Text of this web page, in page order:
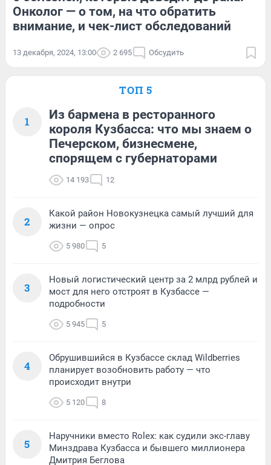
Онколог — о том, на что обратить
внимание, и чек-лист обследований
13 декабря, 2024, 13:00 2 695 Обсудить
ТОП 5
1
Из бармена в ресторанного
короля Кузбасса: что мы знаем о
Печерском, бизнесмене,
спорящем с губернаторами
14 193 12
2
Какой район Новокузнецка самый лучший для
жизни — опрос
5 980 5
3
Новый логистический центр за 2 млрд рублей и
мост для него отстроят в Кузбассе —
подробности
5 945 5
4
Обрушившийся в Кузбассе склад Wildberries
планирует возобновить работу — что
происходит внутри
5 120 8
5
Наручники вместо Rolex: как судили экс-главу
Минздрава Кузбасса и бывшего миллионера
Дмитрия Беглова